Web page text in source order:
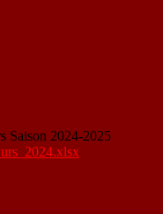
Saison 2024-2025